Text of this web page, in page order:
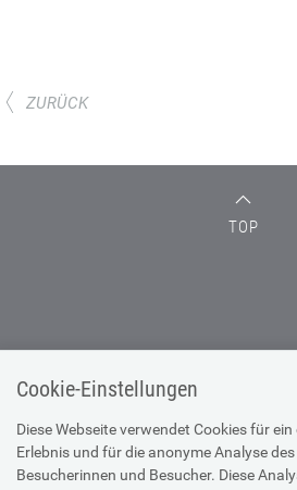
Cookie-Einstellungen
Diese Webseite verwendet Cookies für
Erlebnis und für die anonyme Analyse
Besucherinnen und Besucher. Diese
ZURÜCK
TOP